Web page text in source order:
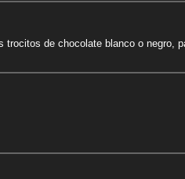
de chocolate blanco o negro,